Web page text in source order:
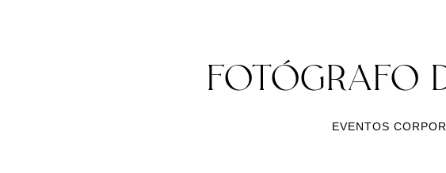
FOTÓGRAFO
EVENTOS